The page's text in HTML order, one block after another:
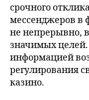
срочного
мессенджеров в
не непрерывно,
значимых
информацией
регулирования
казино.